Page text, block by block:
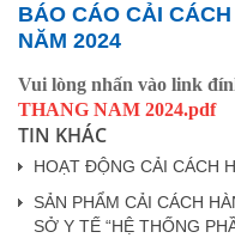
BÁO CÁO CẢI
NĂM 2024
Vui lòng nhấn vào link
THANG NAM 2024.pdf
TIN KHÁC
HOẠT ĐỘNG CẢI CÁCH
SẢN PHẨM CẢI CÁCH
SỞ Y TẾ “HỆ THỐNG